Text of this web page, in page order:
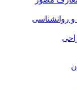
روانشناسی